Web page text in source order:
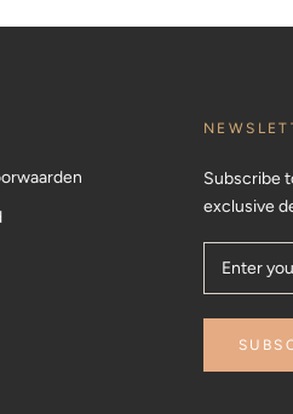
Subscribe
exclusive